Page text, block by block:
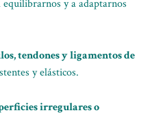
equilibrarnos y a adaptarnos
tendones y ligamentos de
y elásticos.
irregulares o